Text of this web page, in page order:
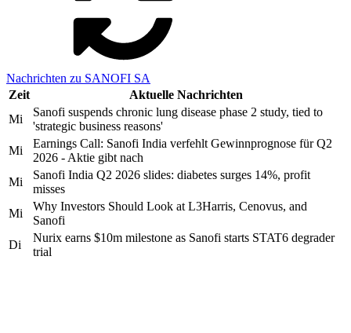
Nachrichten zu SANOFI SA
Zeit
Aktuelle Nachrichten
Mi
Sanofi suspends chronic lung disease phase 2 study, tied to
'strategic business reasons'
Mi
Earnings Call: Sanofi India verfehlt Gewinnprognose für Q2
2026 - Aktie gibt nach
Mi
Sanofi India Q2 2026 slides: diabetes surges 14%, profit
misses
Mi
Why Investors Should Look at L3Harris, Cenovus, and
Sanofi
Di
Nurix earns $10m milestone as Sanofi starts STAT6 degrader
trial